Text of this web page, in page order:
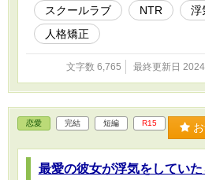
スクールラブ NTR 浮
人格矯正
文字数 6,765 最終更新日
恋愛 完結 短編 R15
最愛の彼女が浮気をしてい